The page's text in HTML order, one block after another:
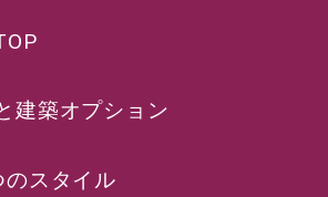
建築オプション
スタイル